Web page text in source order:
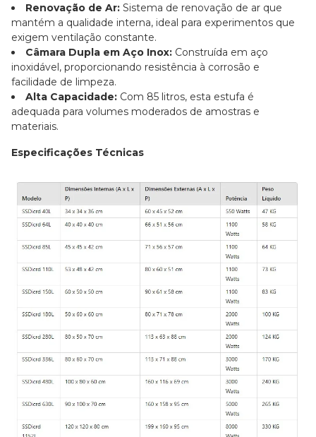
Renovação de Ar: Sistema de renovação de ar que
mantém a qualidade interna, ideal para experimentos que
exigem ventilação constante.
Câmara Dupla em Aço Inox: Construída em aço
inoxidável, proporcionando resistência à corrosão e
facilidade de limpeza.
Alta Capacidade: Com 85 litros, esta estufa é
adequada para volumes moderados de amostras e
materiais.
Especificações Técnicas